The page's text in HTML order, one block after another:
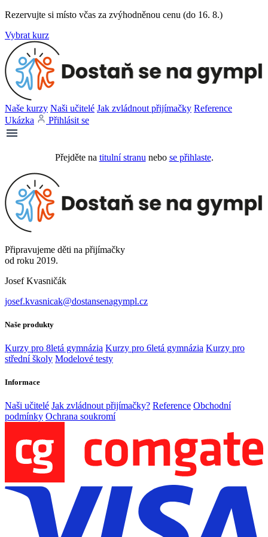
Rezervujte si místo včas za zvýhodněnou cenu (do 16. 8.)
Vybrat kurz
Naše kurzy Naši učitelé Jak zvládnout přijímačky Reference
Ukázka
Přihlásit se
Přejděte na titulní stranu nebo se přihlaste.
Připravujeme děti na přijímačky
od roku 2019.
Josef Kvasničák
josef.kvasnicak@dostansenagympl.cz
Naše produkty
Kurzy pro 8letá gymnázia Kurzy pro 6letá gymnázia Kurzy pro
střední školy Modelové testy
Informace
Naši učitelé Jak zvládnout přijímačky? Reference Obchodní
podmínky Ochrana soukromí